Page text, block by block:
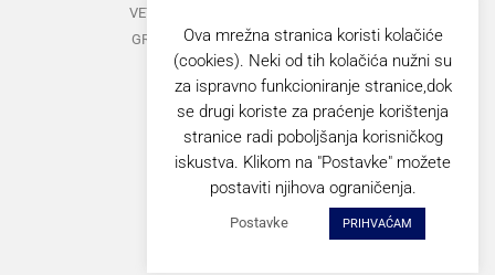
VETERANI FOLKLORNOG ANSAMBLA
GRUPA ZA MEĐUNARODNI FOLKLOR
KAZALIŠTE
MUŠKI VOKALNI ANSAMBL
ZAJEDNIČKI KONCERTI
GORANOVO PROLJEĆE
Ova mrežna stranica koristi kolačiće
(cookies). Neki od tih kolačića nužni su
za ispravno funkcioniranje stranice,dok
se drugi koriste za praćenje korištenja
stranice radi poboljšanja korisničkog
iskustva. Klikom na "Postavke" možete
postaviti njihova ograničenja.
Postavke PRIHVAĆAM